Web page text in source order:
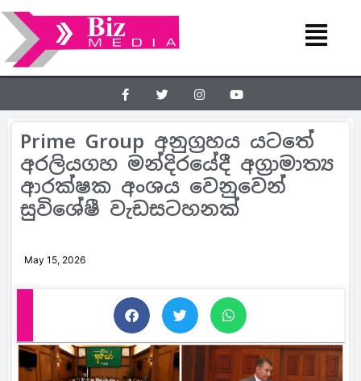
Prime Group අනුග්‍රහය යටතේ
අරලියගහ මන්දිරයේදී අග්‍රාමාත්‍ය
ආරක්ෂක අංශය වෙනුවෙන්
සුවිශේෂී වැඩසටහනක්
May 15, 2026